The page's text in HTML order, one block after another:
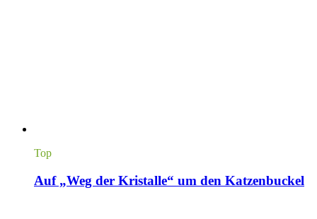
Top
Auf „Weg der Kristalle“ um den Katzenbuckel